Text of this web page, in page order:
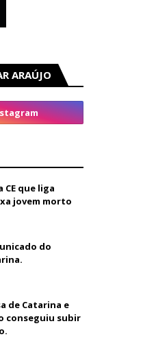
ARAÚJO
que liga
jovem morto
do
de Catarina e
conseguiu subir